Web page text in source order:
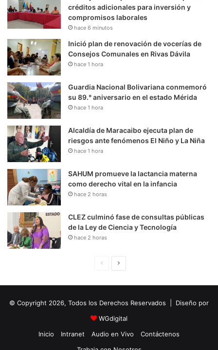
créditos adicionales para inversión y
compromisos laborales
hace 6 minutos
Inició plan de renovación de vocerías de
Consejos Comunales en Rivas Dávila
hace 1 hora
Guardia Nacional Bolivariana conmemoró
su 89.° aniversario en el estado Mérida
hace 1 hora
Alcaldía de Maracaibo ejecuta plan de
riesgos ante fenómenos El Niño y La Niña
hace 1 hora
SAHUM promueve la lactancia materna
como derecho vital en la infancia
hace 2 horas
CLEZ culminó fase de consultas públicas
de la Ley de Ciencia y Tecnología
hace 2 horas
i
n
a
u
i
e
© Copyright 2026, Todos los Derechos Reservados | Diseño por
WGdigital
Inicio
Intranet Audio en Vivo
Contáctenos